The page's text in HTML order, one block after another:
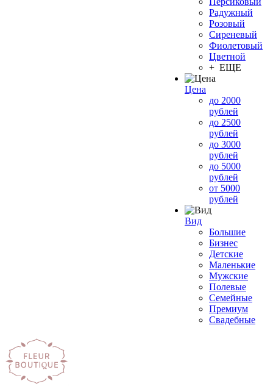
Радужный
Розовый
Сиреневый
Фиолетовый
Цветной
+ ЕЩЕ
Цена
до 2000
рублей
до 2500
рублей
до 3000
рублей
до 5000
рублей
от 5000
рублей
Вид
Большие
Бизнес
Детские
Маленькие
Мужские
Полевые
Семейные
Премиум
Свадебные